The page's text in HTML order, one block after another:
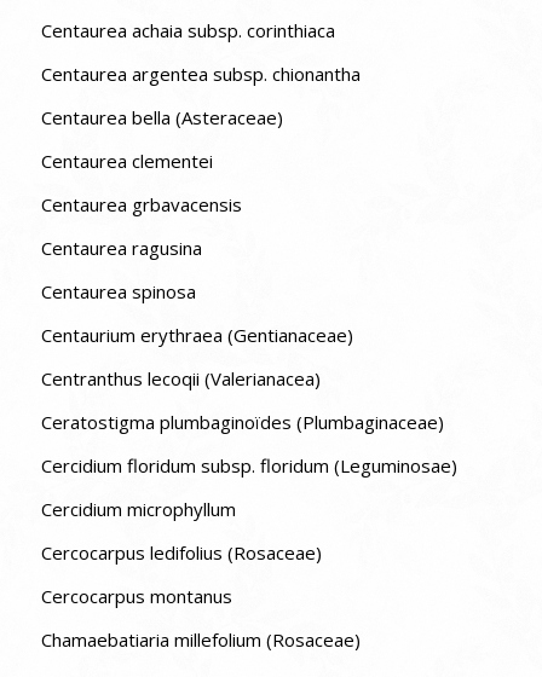
Centaurea achaia subsp. corinthiaca
Centaurea argentea subsp. chionantha
Centaurea bella (Asteraceae)
Centaurea clementei
Centaurea grbavacensis
Centaurea ragusina
Centaurea spinosa
Centaurium erythraea (Gentianaceae)
Centranthus lecoqii (Valerianacea)
Ceratostigma plumbaginoïdes (Plumbaginaceae)
Cercidium floridum subsp. floridum (Leguminosae)
Cercidium microphyllum
Cercocarpus ledifolius (Rosaceae)
Cercocarpus montanus
Chamaebatiaria millefolium (Rosaceae)